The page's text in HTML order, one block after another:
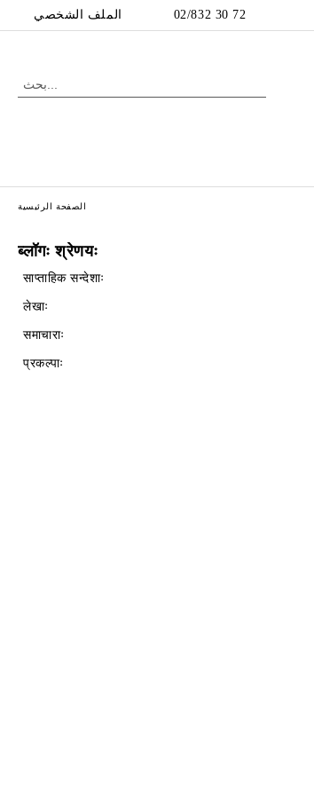
الملف الشخصي 02/832 30 72
ब्लॉगः श्रेणयः
साप्ताहिक सन्देशाः
लेखाः
समाचाराः
प्रकल्पाः
الصفحة الرئيسية